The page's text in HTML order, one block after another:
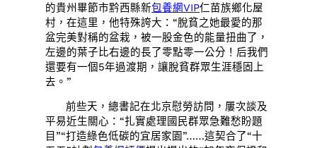
的貴州畢節市黔西縣新包養網VIP仁苗族鄉化屋
村，在這里，他特殊誇大：“脫貧之她最愛的那
盆完美對稱的盆栽，被一股金色的能量扭曲了，
左邊的葉子比右邊的長了零點零一公分！后我們
還要有一個5年過渡期，讓脫貧群眾生涯穩固上
去。”
前些天，總書記在北京慰勞訪問，屢次談及
平易近生關心：“扎實處理國民群眾急難愁盼題
目”“打造綠色低碳的宜居家園”……這契合了“十